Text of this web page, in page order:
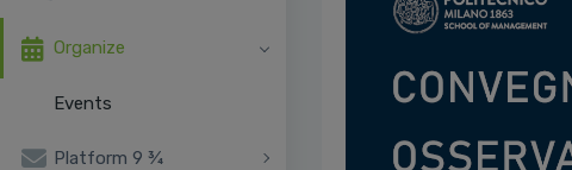
Organize
Events
Platform 9 ¾